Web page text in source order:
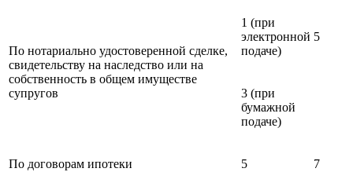
По нотариально удостоверенной сделке,
свидетельству на наследство или на
собственность в общем имуществе
супругов
1 (при
электронной
подаче)
5
3 (при
бумажной
подаче)
По договорам ипотеки 5 7